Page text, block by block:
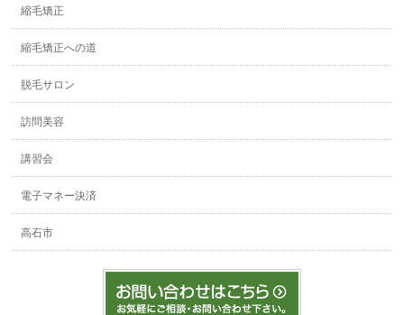
縮毛矯正
縮毛矯正への道
脱毛サロン
訪問美容
講習会
電子マネー決済
高石市